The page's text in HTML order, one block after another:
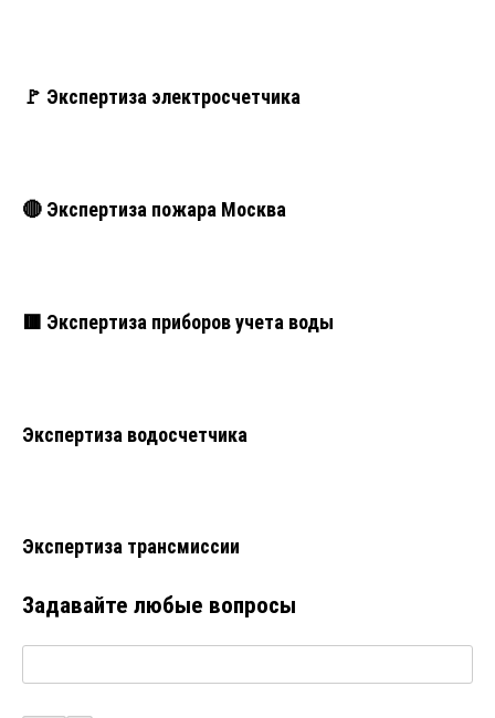
🚩 Экспертиза электросчетчика
🔴 Экспертиза пожара Москва
🟥 Экспертиза приборов учета воды
Экспертиза водосчетчика
Экспертиза трансмиссии
Задавайте любые вопросы